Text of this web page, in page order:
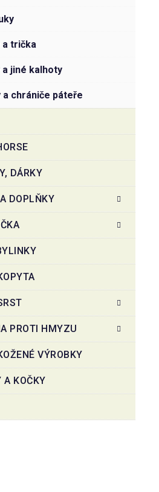
a trička
a jiné kalhoty
a chrániče páteře
DÁRKY
DOPLŇKY
PROTI HMYZU
VÝROBKY
A KOČKY